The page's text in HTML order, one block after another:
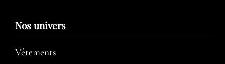
Nos univers
Vêtements